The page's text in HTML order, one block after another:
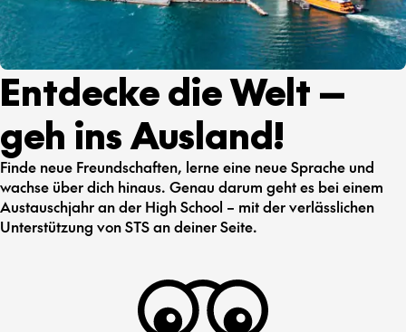
Entdecke die Welt —
geh ins Ausland!
Finde neue Freundschaften, lerne eine neue Sprache und
wachse über dich hinaus. Genau darum geht es bei einem
Austauschjahr an der High School – mit der verlässlichen
Unterstützung von STS an deiner Seite.